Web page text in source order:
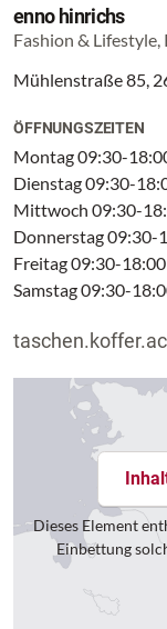
enno hinrichs
Fashion & Lifestyle,
Mühlenstraße 85,
ÖFFNUNGSZEITEN
Montag 09:30-
Dienstag 09:30-
Mittwoch 09:30-
Donnerstag 09:30-
Freitag 09:30-18:00
Samstag 09:30-
Dieses Element
Einbettung